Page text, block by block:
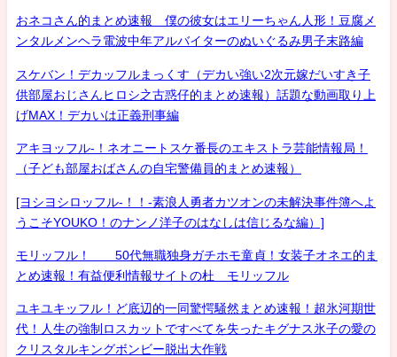
おネコさん的まとめ速報 僕の彼女はエリーちゃん人形！豆腐メ
ンタルメンヘラ電波中年アルバイターのぬいぐるみ男子末路編
スケバン！デカッフルまっくす（デカい強い2次元嫁だいすき子
供部屋おじさんヒロシ之古惑仔的まとめ速報）話題な動画取り上
げMAX！デカいは正義刑事編
アキヨッフル-！ネオニートスケ番長のエキストラ芸能情報局！
（子ども部屋おばさんの自宅警備員的まとめ速報）
[ヨシヨシロッフル-！！-素浪人勇者カツオンの未解決事件簿へよ
うこそYOUKO！のナンノ洋子のはなしは信じるな編）]
モリッフル！ 50代無職独身ガチホモ童貞！女装子オネエ的ま
とめ速報！有益便利情報サイトの杜 モリッフル
ユキユキッフル！ど底辺的一同驚愕騒然まとめ速報！超氷河期世
代！人生の強制ロスカットですべてを失ったキグナス氷子の愛の
クリスタルキングボンビー脱出大作戦